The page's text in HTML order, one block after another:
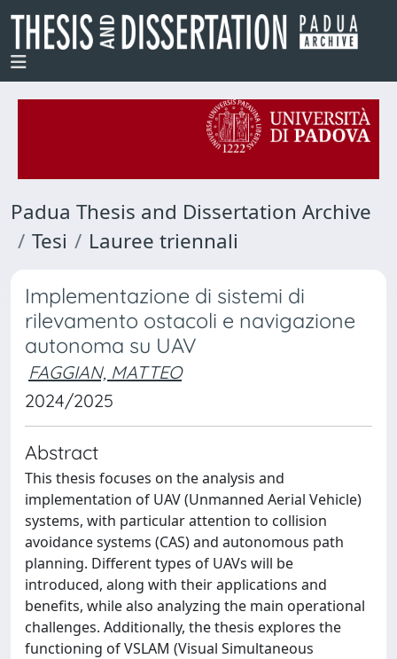
Padua Thesis and Dissertation Archive
Tesi
Lauree triennali
Implementazione di sistemi di
rilevamento ostacoli e navigazione
autonoma su UAV
FAGGIAN, MATTEO
2024/2025
Abstract
This thesis focuses on the analysis and
implementation of UAV (Unmanned Aerial Vehicle)
systems, with particular attention to collision
avoidance systems (CAS) and autonomous path
planning. Different types of UAVs will be
introduced, along with their applications and
benefits, while also analyzing the main operational
challenges. Additionally, the thesis explores the
functioning of VSLAM (Visual Simultaneous